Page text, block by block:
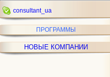
consultant_ua
ПРОГРАММЫ
НОВЫЕ КОМПАНИИ